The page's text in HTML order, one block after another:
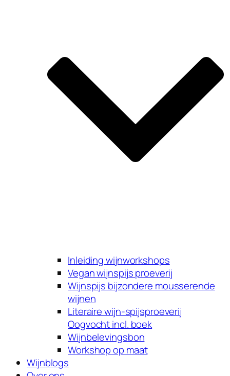
Inleiding wijnworkshops
Vegan wijnspijs proeverij
Wijnspijs bijzondere mousserende
wijnen
Literaire wijn-spijsproeverij
Oogvocht incl. boek
Wijnbelevingsbon
Workshop op maat
Wijnblogs